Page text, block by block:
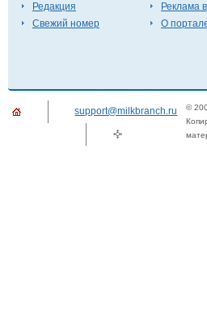
Редакция
Свежий номер
Реклама
О
support@milkbranch.ru ©